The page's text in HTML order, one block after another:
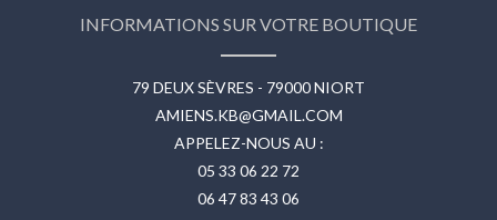
INFORMATIONS SUR VOTRE BOUTIQUE
79 DEUX SÈVRES - 79000 NIORT
AMIENS.KB@GMAIL.COM
APPELEZ-NOUS AU :
05 33 06 22 72
06 47 83 43 06